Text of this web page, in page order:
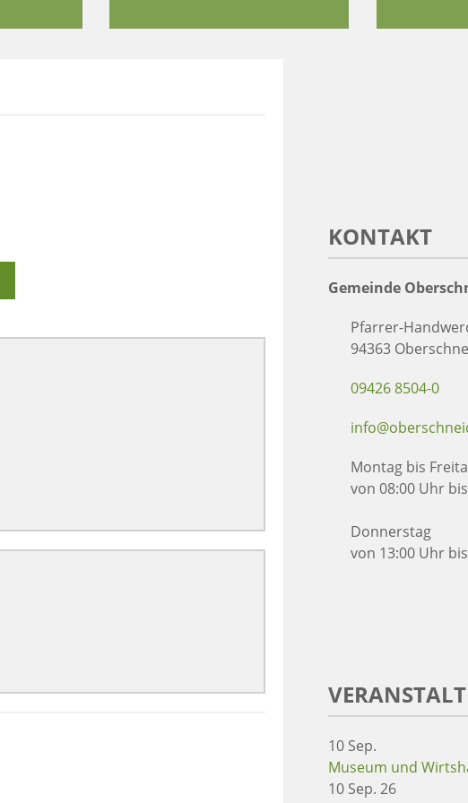
KONTAKT
Gemeinde
Pfarrer-
94363
09426 8504-0
Montag bis
von 08:00 Uhr
Donnerstag
von 13:00 Uhr
10 Sep.
Museum und
10 Sep. 26